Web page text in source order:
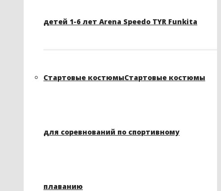
детей 1-6 лет Arena Speedo TYR Funkita
Стартовые костюмыСтартовые костюмы
для соревнований по спортивному
плаванию